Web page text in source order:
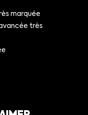
marquée
très